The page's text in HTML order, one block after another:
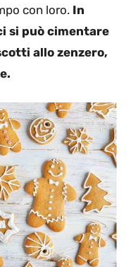
con loro. In
si può cimentare
allo zenzero,